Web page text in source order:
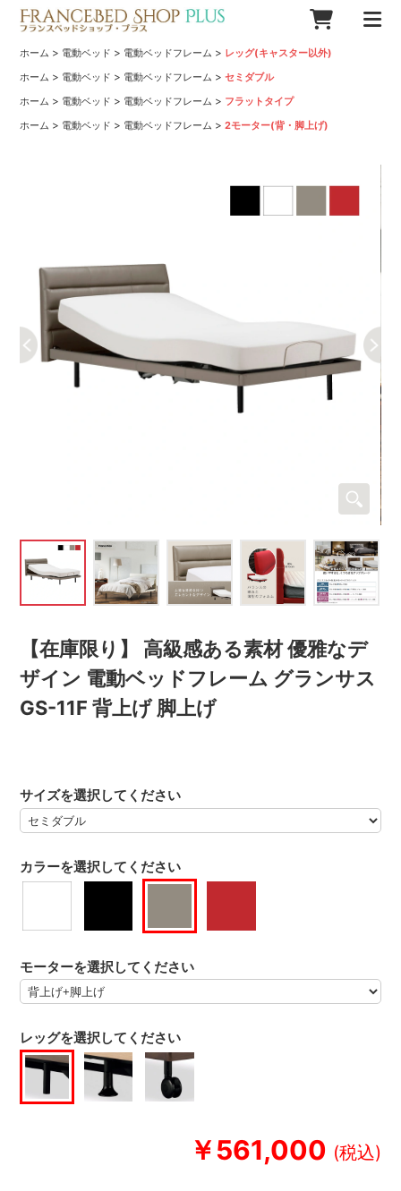
ホーム > 電動ベッド > 電動ベッドフレーム > レッグ(キャスター以外)
ホーム > 電動ベッド > 電動ベッドフレーム >セミダブル
ホーム > 電動ベッド > 電動ベッドフレーム > フラットタイプ
ホーム > 電動ベッド > 電動ベッドフレーム >2モーター(背・脚上げ)
【在庫限り】 高級感ある素材 優雅なデ
ザイン 電動ベッドフレーム グランサス
GS-11F 背上げ 脚上げ
￥561,000
カラーを選択してください
サイズを選択してください
モーターを選択してください
レッグを選択してください